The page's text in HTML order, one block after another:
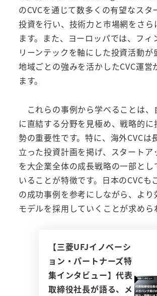
のCVCを通じて数多くの有望なスタ
投資を行い、技術力と市場網をさら
ます。また、ヨーロッパでは、フィ
リーンテックを軸にした投資活動が
地域ごとの強みを活かしたCVC運営
ます。
これらの事例から学べることは、
に直結する分野を見極め、戦略的
勢の重要性です。特に、海外CVCは
立った投資計画を掲げ、スタートア
を大企業全体の成長戦略の一部とし
いることが特徴です。日本のCVCも
の成功事例を参考にしながら、より
モデルを採用していくことが求めら
【三菱UFJイノベーシ
ョン・パートナーズ特
集インタビュー】代表
取締役社長が語る、メ